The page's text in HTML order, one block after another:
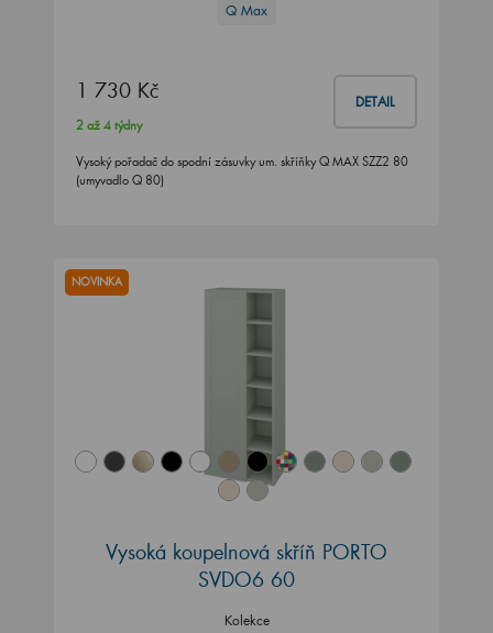
Q Max
1 730 Kč DETAIL
2 až 4 týdny
Vysoký pořadač do spodní zásuvky um. skříňky Q MAX SZZ2 80
(umyvadlo Q 80)
NOVINKA
Vysoká koupelnová skříň PORTO
SVDO6 60
Kolekce